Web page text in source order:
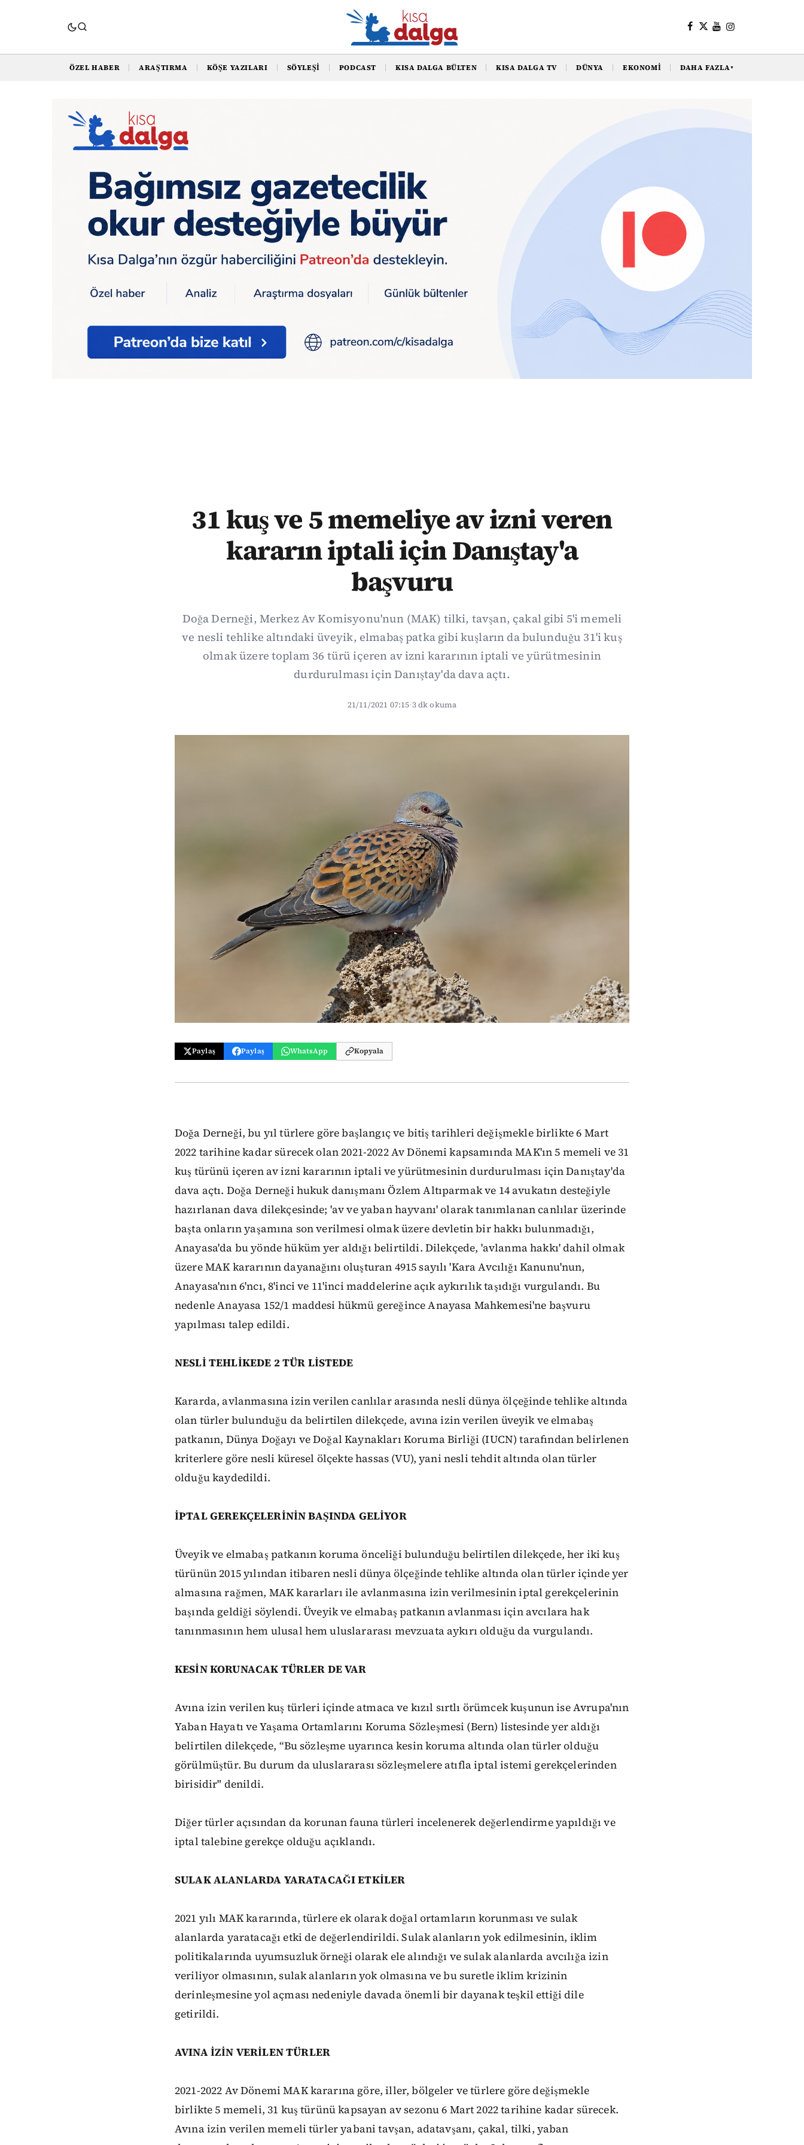
ÖZEL HABER ARAŞTIRMA KÖŞE YAZILARI SÖYLEŞI PODCAST KISA DALGA BÜLTEN KISA DALGA TV DÜNYA EKONOMI DAHA FAZLA▼
31 kuş ve 5 memeliye av izni veren
kararın iptali için Danıştay'a
başvuru
Doğa Derneği, Merkez Av Komisyonu'nun (MAK) tilki, tavşan, çakal gibi 5'i memeli
ve nesli tehlike altındaki üveyik, elmabaş patka gibi kuşların da bulunduğu 31'i kuş
olmak üzere toplam 36 türü içeren av izni kararının iptali ve yürütmesinin
durdurulması için Danıştay'da dava açtı.
21/11/2021 07:15·3 dk okuma
Paylaş Paylaş WhatsApp Kopyala
Doğa Derneği, bu yıl türlere göre başlangıç ve bitiş tarihleri değişmekle birlikte 6 Mart
2022 tarihine kadar sürecek olan 2021-2022 Av Dönemi kapsamında MAK'ın 5 memeli ve 31
kuş türünü içeren av izni kararının iptali ve yürütmesinin durdurulması için Danıştay'da
dava açtı. Doğa Derneği hukuk danışmanı Özlem Altıparmak ve 14 avukatın desteğiyle
hazırlanan dava dilekçesinde; 'av ve yaban hayvanı' olarak tanımlanan canlılar üzerinde
başta onların yaşamına son verilmesi olmak üzere devletin bir hakkı bulunmadığı,
Anayasa'da bu yönde hüküm yer aldığı belirtildi. Dilekçede, 'avlanma hakkı' dahil olmak
üzere MAK kararının dayanağını oluşturan 4915 sayılı 'Kara Avcılığı Kanunu'nun,
Anayasa'nın 6'ncı, 8'inci ve 11'inci maddelerine açık aykırılık taşıdığı vurgulandı. Bu
nedenle Anayasa 152/1 maddesi hükmü gereğince Anayasa Mahkemesi'ne başvuru
yapılması talep edildi.
NESLİ TEHLİKEDE 2 TÜR LİSTEDE
Kararda, avlanmasına izin verilen canlılar arasında nesli dünya ölçeğinde tehlike altında
olan türler bulunduğu da belirtilen dilekçede, avına izin verilen üveyik ve elmabaş
patkanın, Dünya Doğayı ve Doğal Kaynakları Koruma Birliği (IUCN) tarafından belirlenen
kriterlere göre nesli küresel ölçekte hassas (VU), yani nesli tehdit altında olan türler
olduğu kaydedildi.
İPTAL GEREKÇELERİNİN BAŞINDA GELİYOR
Üveyik ve elmabaş patkanın koruma önceliği bulunduğu belirtilen dilekçede, her iki kuş
türünün 2015 yılından itibaren nesli dünya ölçeğinde tehlike altında olan türler içinde yer
almasına rağmen, MAK kararları ile avlanmasına izin verilmesinin iptal gerekçelerinin
başında geldiği söylendi. Üveyik ve elmabaş patkanın avlanması için avcılara hak
tanınmasının hem ulusal hem uluslararası mevzuata aykırı olduğu da vurgulandı.
KESİN KORUNACAK TÜRLER DE VAR
Avına izin verilen kuş türleri içinde atmaca ve kızıl sırtlı örümcek kuşunun ise Avrupa'nın
Yaban Hayatı ve Yaşama Ortamlarını Koruma Sözleşmesi (Bern) listesinde yer aldığı
belirtilen dilekçede, “Bu sözleşme uyarınca kesin koruma altında olan türler olduğu
görülmüştür. Bu durum da uluslararası sözleşmelere atıfla iptal istemi gerekçelerinden
birisidir" denildi.
Diğer türler açısından da korunan fauna türleri incelenerek değerlendirme yapıldığı ve
iptal talebine gerekçe olduğu açıklandı.
SULAK ALANLARDA YARATACAĞI ETKİLER
2021 yılı MAK kararında, türlere ek olarak doğal ortamların korunması ve sulak
alanlarda yaratacağı etki de değerlendirildi. Sulak alanların yok edilmesinin, iklim
politikalarında uyumsuzluk örneği olarak ele alındığı ve sulak alanlarda avcılığa izin
veriliyor olmasının, sulak alanların yok olmasına ve bu suretle iklim krizinin
derinleşmesine yol açması nedeniyle davada önemli bir dayanak teşkil ettiği dile
getirildi.
AVINA İZİN VERİLEN TÜRLER
2021-2022 Av Dönemi MAK kararına göre, iller, bölgeler ve türlere göre değişmekle
birlikte 5 memeli, 31 kuş türünü kapsayan av sezonu 6 Mart 2022 tarihine kadar sürecek.
Avına izin verilen memeli türler yabani tavşan, adatavşanı, çakal, tilki, yaban